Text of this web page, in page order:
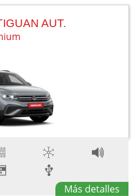
AUT.
Más detalles